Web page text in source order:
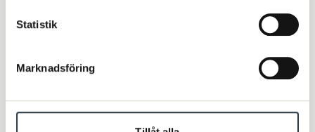
Statistik
Marknadsföring